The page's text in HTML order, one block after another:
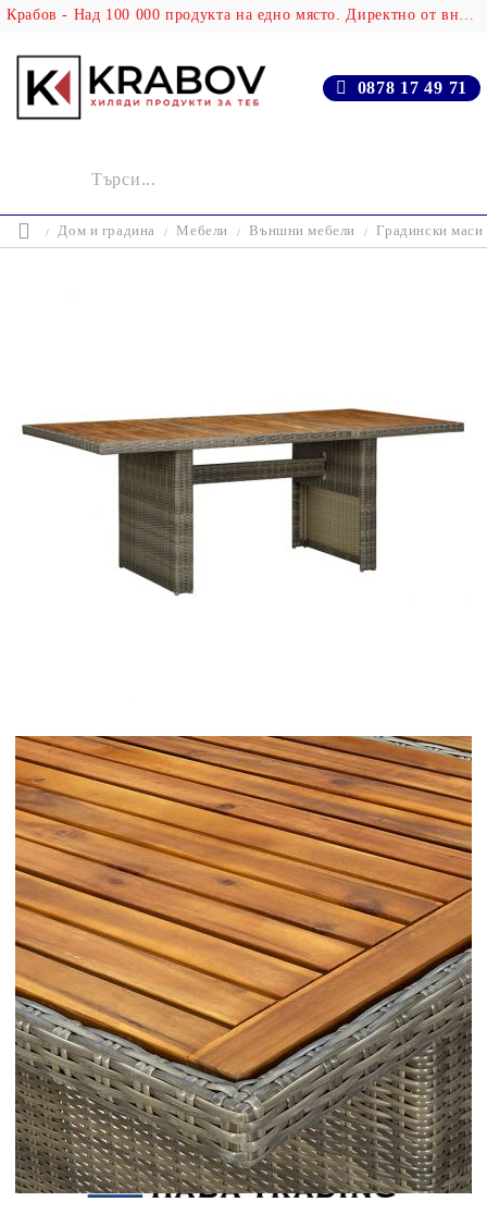
Крабов - Над 100 000 продукта на едно място. Директно от вносителя!
0878 17 49 71
Дом и градина Мебели Външни мебели Градински маси
Сподели Tweet